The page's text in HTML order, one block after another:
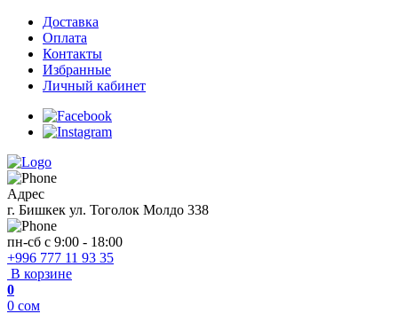
Доставка
Оплата
Контакты
Избранные
Личный кабинет
Адрес
г. Бишкек ул. Тоголок Молдо 338
пн-сб с 9:00 - 18:00
+996 777 11 93 35
В корзине
0
0 сом